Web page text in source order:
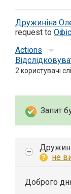
Дружиніна
request to
Actions
2 користувачі
Запит
не
Доброго